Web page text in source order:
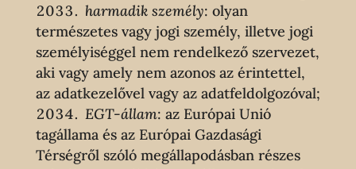
harmadik személy: olyan
természetes vagy jogi személy, illetve jogi
személyiséggel nem rendelkező szervezet,
aki vagy amely nem azonos az érintettel,
az adatkezelővel vagy az adatfeldolgozóval;
EGT-állam: az Európai Unió
tagállama és az Európai Gazdasági
Térségről szóló megállapodásban részes